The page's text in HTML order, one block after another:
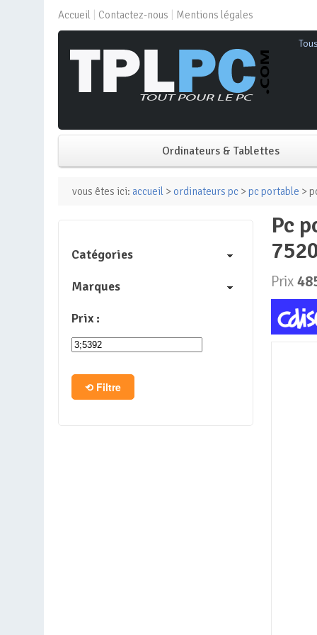
Accueil Contactez-nous Mentions légales
Ordinateurs & Tablettes
PC de bureau
Mini PC
PC Tout-en-un
Tablettes
vous êtes ici: accueil > ordinateurs pc > pc portable >
pc portable lenovo v15 – windows 11 – 156 fhd – amd ryzen 5
Prix
Catégories
Marques
Prix :
Filtre